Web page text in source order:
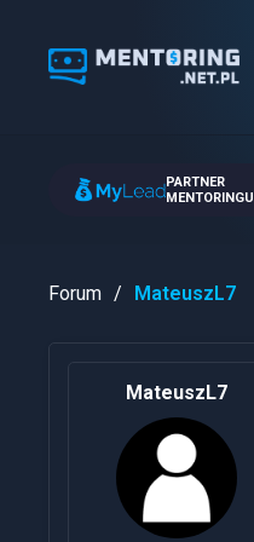
PARTNER
MENTORINGU
Forum MateuszL7
MateuszL7